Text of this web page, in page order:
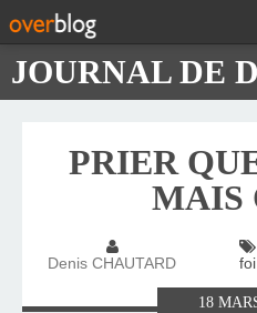
PRIER
MAIS
Denis CHAUTARD foi
18